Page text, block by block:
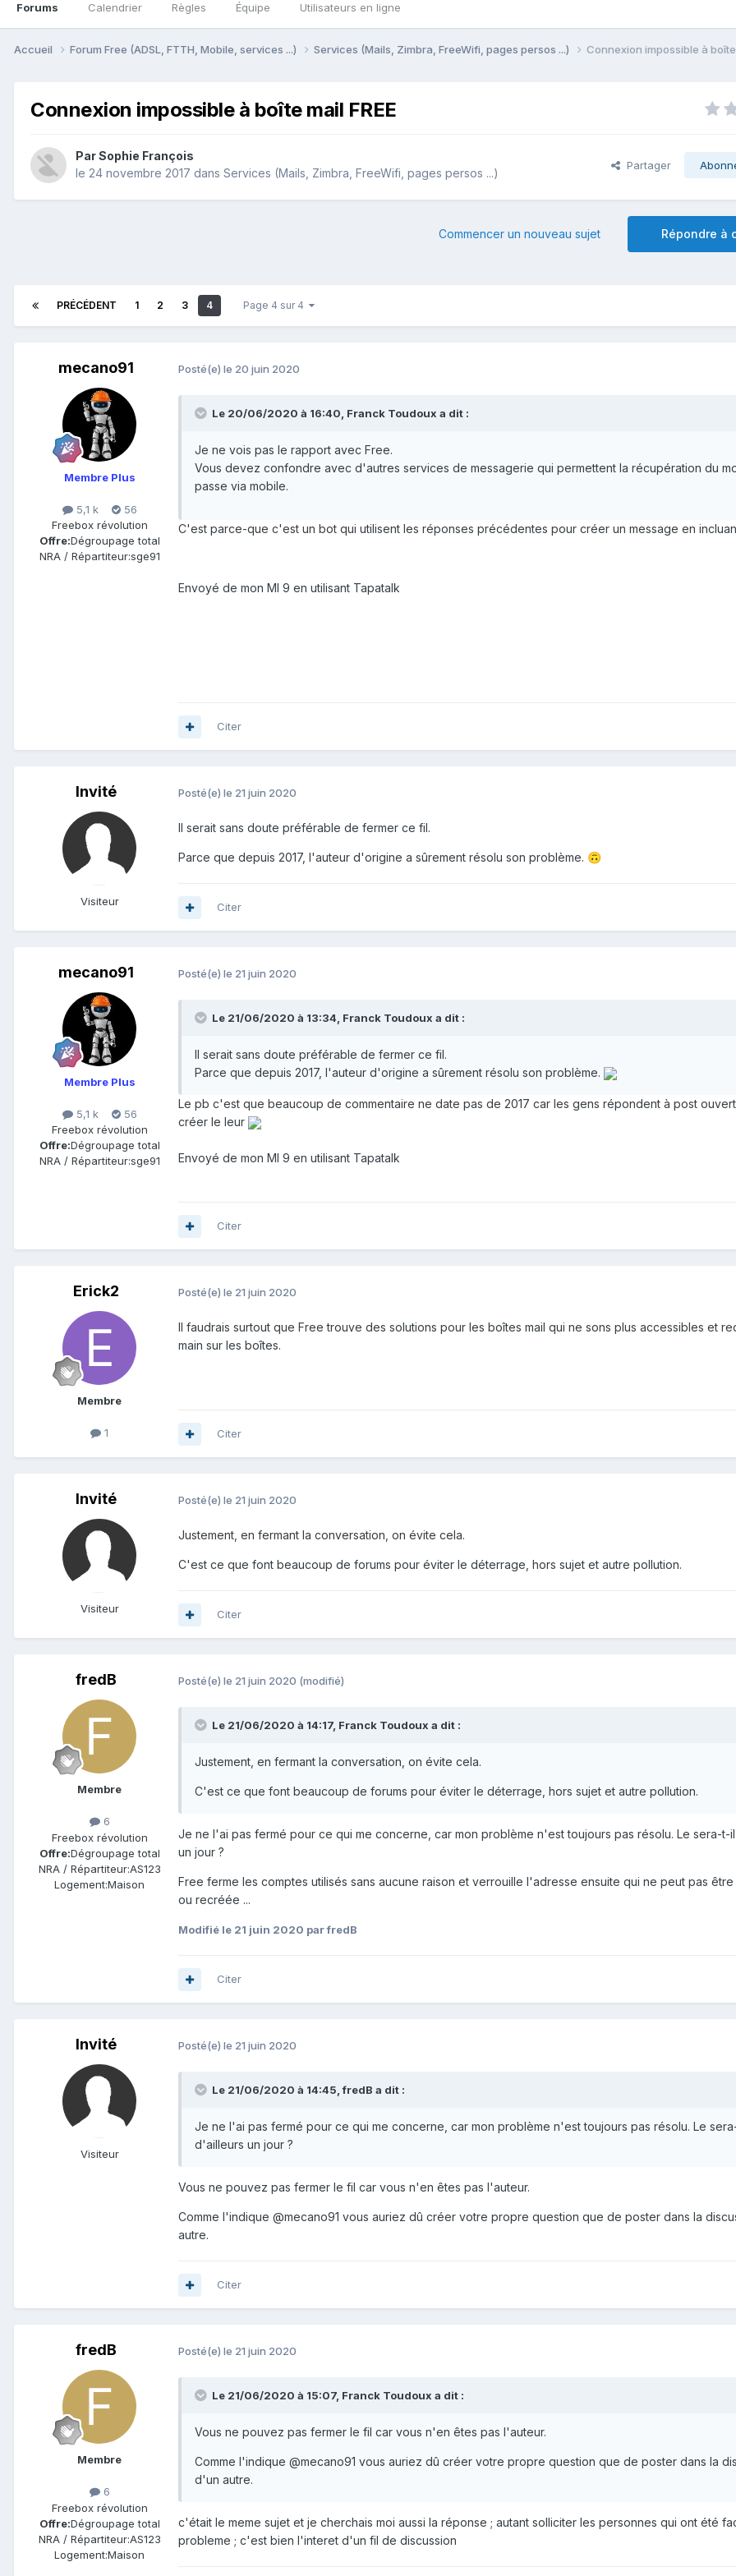
Forums Calendrier Règles Équipe Utilisateurs en ligne
Accueil Forum Free (ADSL, FTTH, Mobile, services ...) Services (Mails, Zimbra, FreeWifi, pages persos ...) Connexion impossible à boîte
Connexion impossible à boîte mail FREE
ParSophie François
le 24 novembre 2017 dans Services (Mails, Zimbra, FreeWifi, pages persos ...)
Partager
Répondre à
Commencer un nouveau sujet
PRÉCÉDENT 1 2 3 4 Page 4 sur 4
mecano91
Membre Plus
5,1 k
56
Freebox révolution
Offre:Dégroupage total
NRA / Répartiteur:sge91
Posté(e) le 20 juin 2020
Le 20/06/2020 à 16:40, Franck Toudoux a dit :
Je ne vois pas le rapport avec Free.
Vous devez confondre avec d'autres services de messagerie qui permettent la récupération du
passe via mobile.
C'est parce-que c'est un bot qui utilisent les réponses précédentes pour créer un message en
Envoyé de mon MI 9 en utilisant Tapatalk
Citer
Invité
Visiteur
Posté(e) le 21 juin 2020
Il serait sans doute préférable de fermer ce fil.
Parce que depuis 2017, l'auteur d'origine a sûrement résolu son problème. 🙃
Citer
mecano91
Membre Plus
5,1 k
56
Freebox révolution
Offre:Dégroupage total
NRA / Répartiteur:sge91
Posté(e) le 21 juin 2020
Le 21/06/2020 à 13:34, Franck Toudoux a dit :
Il serait sans doute préférable de fermer ce fil.
Parce que depuis 2017, l'auteur d'origine a sûrement résolu son problème.
Le pb c'est que beaucoup de commentaire ne date pas de 2017 car les gens répondent à post
créer le leur
Envoyé de mon MI 9 en utilisant Tapatalk
Citer
Erick2
Membre
1
Posté(e) le 21 juin 2020
Il faudrais surtout que Free trouve des solutions pour les boîtes mail qui ne sons plus accessibles et
main sur les boîtes.
Citer
Invité
Visiteur
Posté(e) le 21 juin 2020
Justement, en fermant la conversation, on évite cela.
C'est ce que font beaucoup de forums pour éviter le déterrage, hors sujet et autre pollution.
Citer
fredB
Membre
6
Freebox révolution
Offre:Dégroupage total
NRA / Répartiteur:AS123
Logement:Maison
Posté(e) le 21 juin 2020 (modifié)
Le 21/06/2020 à 14:17, Franck Toudoux a dit :
Justement, en fermant la conversation, on évite cela.
C'est ce que font beaucoup de forums pour éviter le déterrage, hors sujet et autre pollution.
Je ne l'ai pas fermé pour ce qui me concerne, car mon problème n'est toujours pas résolu. Le sera-t-
un jour ?
Free ferme les comptes utilisés sans aucune raison et verrouille l'adresse ensuite qui ne peut pas être
ou recréée ...
Modifié le 21 juin 2020 par fredB
Citer
Invité
Visiteur
Posté(e) le 21 juin 2020
Le 21/06/2020 à 14:45,fredB a dit :
Je ne l'ai pas fermé pour ce qui me concerne, car mon problème n'est toujours pas résolu. Le
d'ailleurs un jour ?
Vous ne pouvez pas fermer le fil car vous n'en êtes pas l'auteur.
Comme l'indique @mecano91 vous auriez dû créer votre propre question que de poster dans la
autre.
Citer
fredB
Membre
6
Freebox révolution
Offre:Dégroupage total
NRA / Répartiteur:AS123
Logement:Maison
Posté(e) le 21 juin 2020
Le 21/06/2020 à 15:07, Franck Toudoux a dit :
Vous ne pouvez pas fermer le fil car vous n'en êtes pas l'auteur.
Comme l'indique @mecano91 vous auriez dû créer votre propre question que de poster dans la
d'un autre.
c'était le meme sujet et je cherchais moi aussi la réponse ; autant solliciter les personnes qui ont été
probleme ; c'est bien l'interet d'un fil de discussion